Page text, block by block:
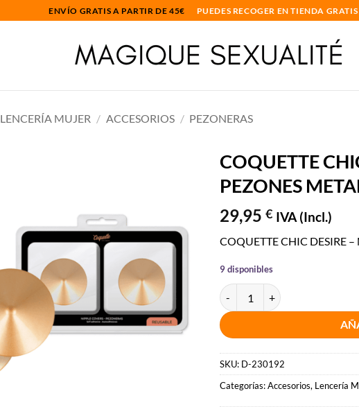
ENVÍO GRATIS A PARTIR DE 45€ PUEDES RECOGER EN TIENDA
LENCERÍA MUJER / ACCESORIOS / PEZONERAS
de
deseos
COQUETTE
PEZONES
29,95 € IVA (Incl.)
COQUETTE CHIC DESIRE
9 disponibles
COQUETTE CHIC DESIRE -
SKU: D-230192
Categorías:Accesorios, Lencería